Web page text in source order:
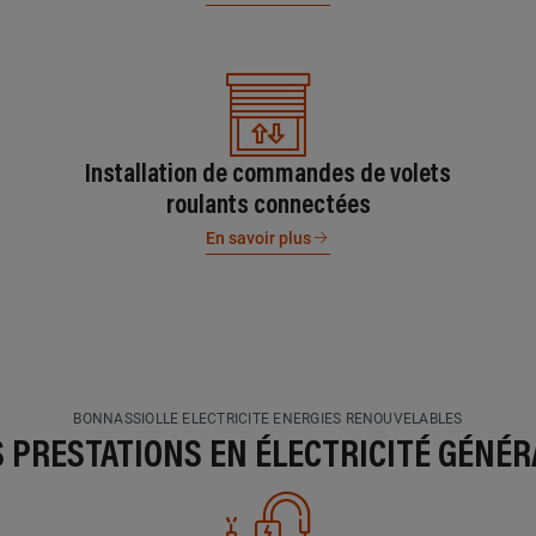
Installation de commandes de volets
roulants connectées
En savoir plus
BONNASSIOLLE ELECTRICITE ENERGIES RENOUVELABLES
PRESTATIONS EN ÉLECTRICITÉ